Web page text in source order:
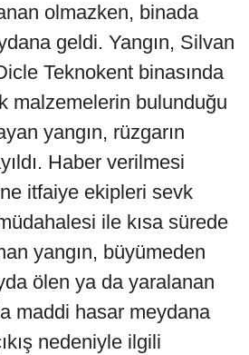
olmazken, binada
geldi. Yangın, Silvan
Teknokent binasında
malzemelerin bulunduğu
yangın, rüzgarın
Haber verilmesi
itfaiye ekipleri sevk
ile kısa sürede
yangın, büyümeden
ölen ya da yaralanan
maddi hasar meydana
nedeniyle ilgili